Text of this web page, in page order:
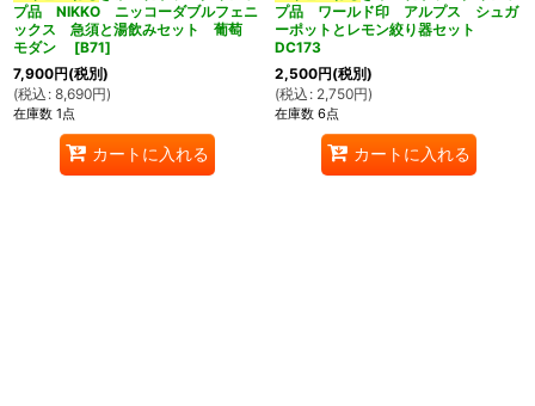
プ品 NIKKO ニッコーダブルフェニ
ックス 急須と湯飲みセット 葡萄
モダン
[B71]
7,900円(税別)
(税込 : 8,690円)
在庫数 1点
カートに入れる
プ品 ワールド印 アルプス シュガ
ーポットとレモン絞り器セット
DC173
2,500円(税別)
(税込 : 2,750円)
在庫数 6点
カートに入れる